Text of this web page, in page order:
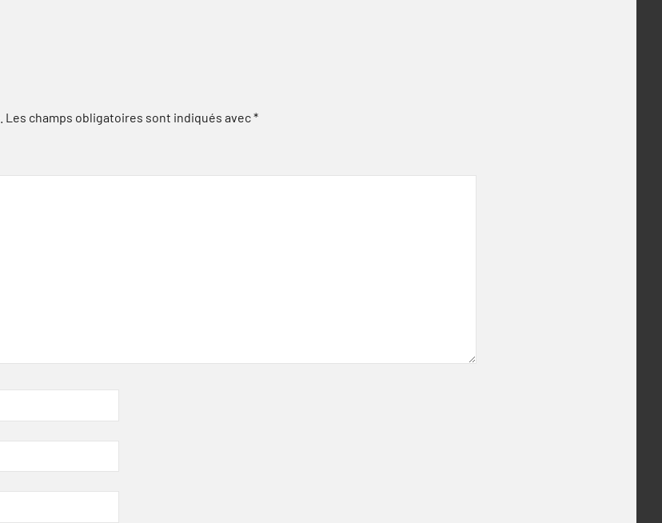
Les champs obligatoires sont indiqués avec*